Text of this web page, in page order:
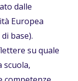
dalle
Europea
base).
su quale
scuola,